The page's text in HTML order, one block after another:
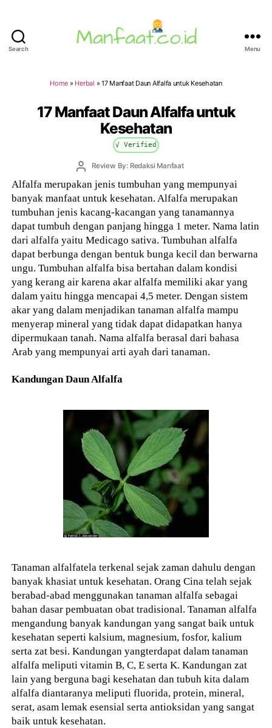
Search Menu
Home » Herbal » 17 Manfaat Daun Alfalfa untuk Kesehatan
17 Manfaat Daun Alfalfa untuk
Kesehatan
√ Verified
PostReview By: Redaksi Manfaat
Alfalfa merupakan jenis tumbuhan yang mempunyai
banyak manfaat untuk kesehatan. Alfalfa merupakan
tumbuhan jenis kacang-kacangan yang tanamannya
dapat tumbuh dengan panjang hingga 1 meter. Nama latin
dari alfalfa yaitu Medicago sativa. Tumbuhan alfalfa
dapat berbunga dengan bentuk bunga kecil dan berwarna
ungu. Tumbuhan alfalfa bisa bertahan dalam kondisi
yang kerang air karena akar alfalfa memiliki akar yang
dalam yaitu hingga mencapai 4,5 meter. Dengan sistem
akar yang dalam menjadikan tanaman alfalfa mampu
menyerap mineral yang tidak dapat didapatkan hanya
dipermukaan tanah. Nama alfalfa berasal dari bahasa
Arab yang mempunyai arti ayah dari tanaman.
Kandungan Daun Alfalfa
Tanaman alfalfatela terkenal sejak zaman dahulu dengan
banyak khasiat untuk kesehatan. Orang Cina telah sejak
berabad-abad menggunakan tanaman alfalfa sebagai
bahan dasar pembuatan obat tradisional. Tanaman alfalfa
mengandung banyak kandungan yang sangat baik untuk
kesehatan seperti kalsium, magnesium, fosfor, kalium
serta zat besi. Kandungan yangterdapat dalam tanaman
alfalfa meliputi vitamin B, C, E serta K. Kandungan zat
lain yang berguna bagi kesehatan dan tubuh kita dalam
alfalfa diantaranya meliputi fluorida, protein, mineral,
serat, asam lemak esensial serta antioksidan yang sangat
baik untuk kesehatan.